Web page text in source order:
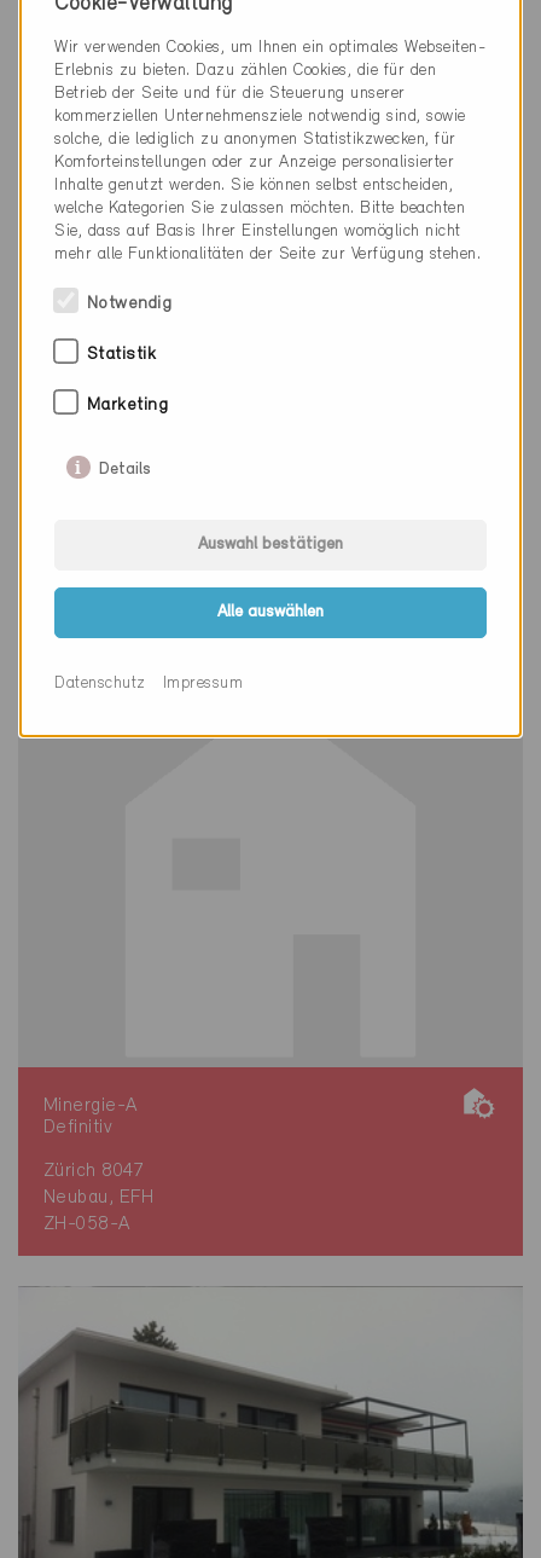
Neubau / Erneuerung, MFH
Minergie-A
Definitiv
Zürich 8047
Neubau, EFH
ZH-058-A
Wir verwenden Cookies, um Ihnen ein optimales Webseiten-
Erlebnis zu bieten. Dazu zählen Cookies, die für den
Betrieb der Seite und für die Steuerung unserer
kommerziellen Unternehmensziele notwendig sind, sowie
solche, die lediglich zu anonymen Statistikzwecken, für
Komforteinstellungen oder zur Anzeige personalisierter
Inhalte genutzt werden. Sie können selbst entscheiden,
welche Kategorien Sie zulassen möchten. Bitte beachten
Sie, dass auf Basis Ihrer Einstellungen womöglich nicht
mehr alle Funktionalitäten der Seite zur Verfügung stehen.
Notwendig
Statistik
Marketing
Details
Auswahl bestätigen
Alle auswählen
Datenschutz Impressum